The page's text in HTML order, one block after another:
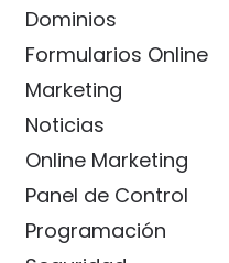
Dominios
Formularios Online
Marketing
Noticias
Online Marketing
Panel de Control
Programación